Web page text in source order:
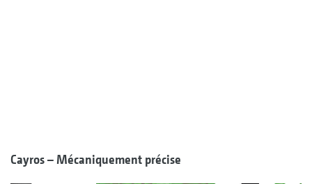
Cayros – Mécaniquement précise